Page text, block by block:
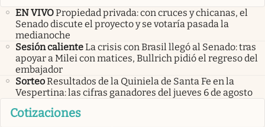
EN VIVOPropiedad privada: con cruces y chicanas, el
Senado discute el proyecto y se votaría pasada la
medianoche
Sesión calienteLa crisis con Brasil llegó al Senado: tras
apoyar a Milei con matices, Bullrich pidió el regreso del
embajador
SorteoResultados de la Quiniela de Santa Fe en la
Vespertina: las cifras ganadores del jueves 6 de agosto
Cotizaciones